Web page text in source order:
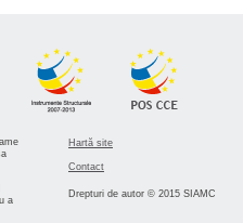
a
Hartă site
Contact
Drepturi de autor © 2015 SIAMC